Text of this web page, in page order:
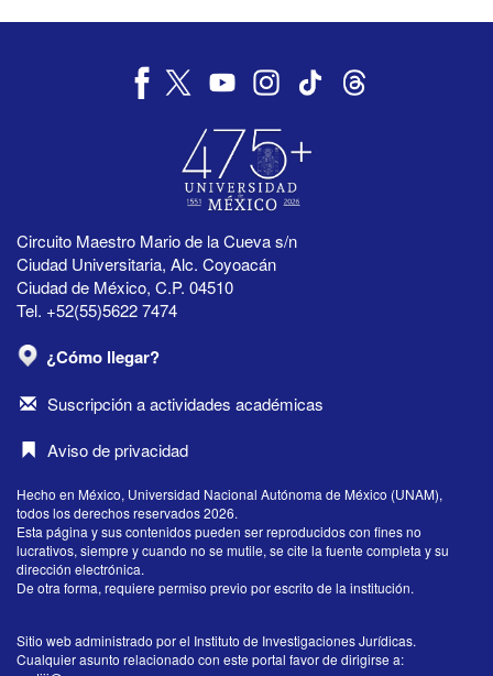
Circuito Maestro Mario de la Cueva s/n
Ciudad Universitaria, Alc. Coyoacán
Ciudad de México, C.P. 04510
Tel. +52(55)5622 7474
¿Cómo llegar?
Suscripción a actividades académicas
Aviso de privacidad
Hecho en México, Universidad Nacional Autónoma de México (UNAM),
todos los derechos reservados 2026.
Esta página y sus contenidos pueden ser reproducidos con fines no
lucrativos, siempre y cuando no se mutile, se cite la fuente completa y su
dirección electrónica.
De otra forma, requiere permiso previo por escrito de la institución.
Sitio web administrado por el Instituto de Investigaciones Jurídicas.
Cualquier asunto relacionado con este portal favor de dirigirse a: